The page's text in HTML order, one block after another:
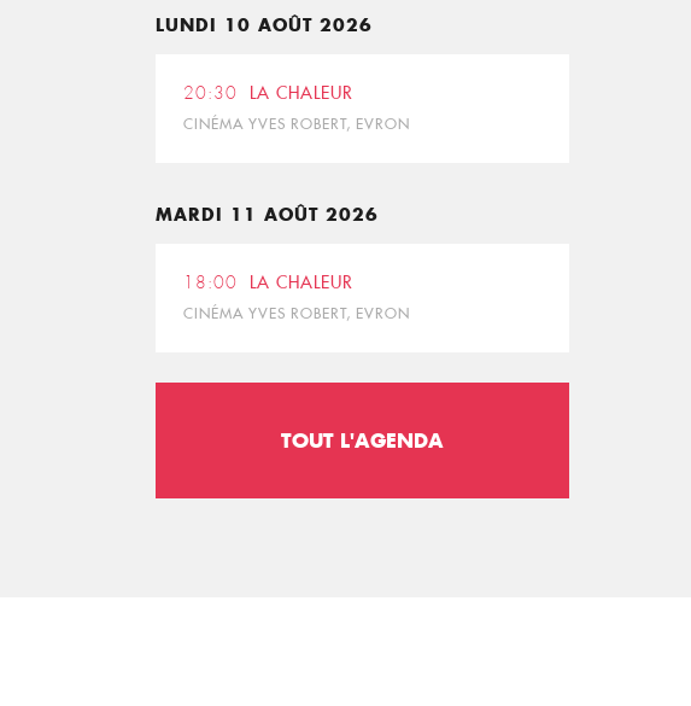
LUNDI 10 AOÛT 2026
20:30 LA CHALEUR
CINÉMA YVES ROBERT, EVRON
MARDI 11 AOÛT 2026
18:00 LA CHALEUR
CINÉMA YVES ROBERT, EVRON
TOUT L'AGENDA